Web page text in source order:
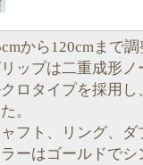
から120cmまで
ップは二重成形
ロタイプを採用
。
フト、リング、
ーはゴールドで